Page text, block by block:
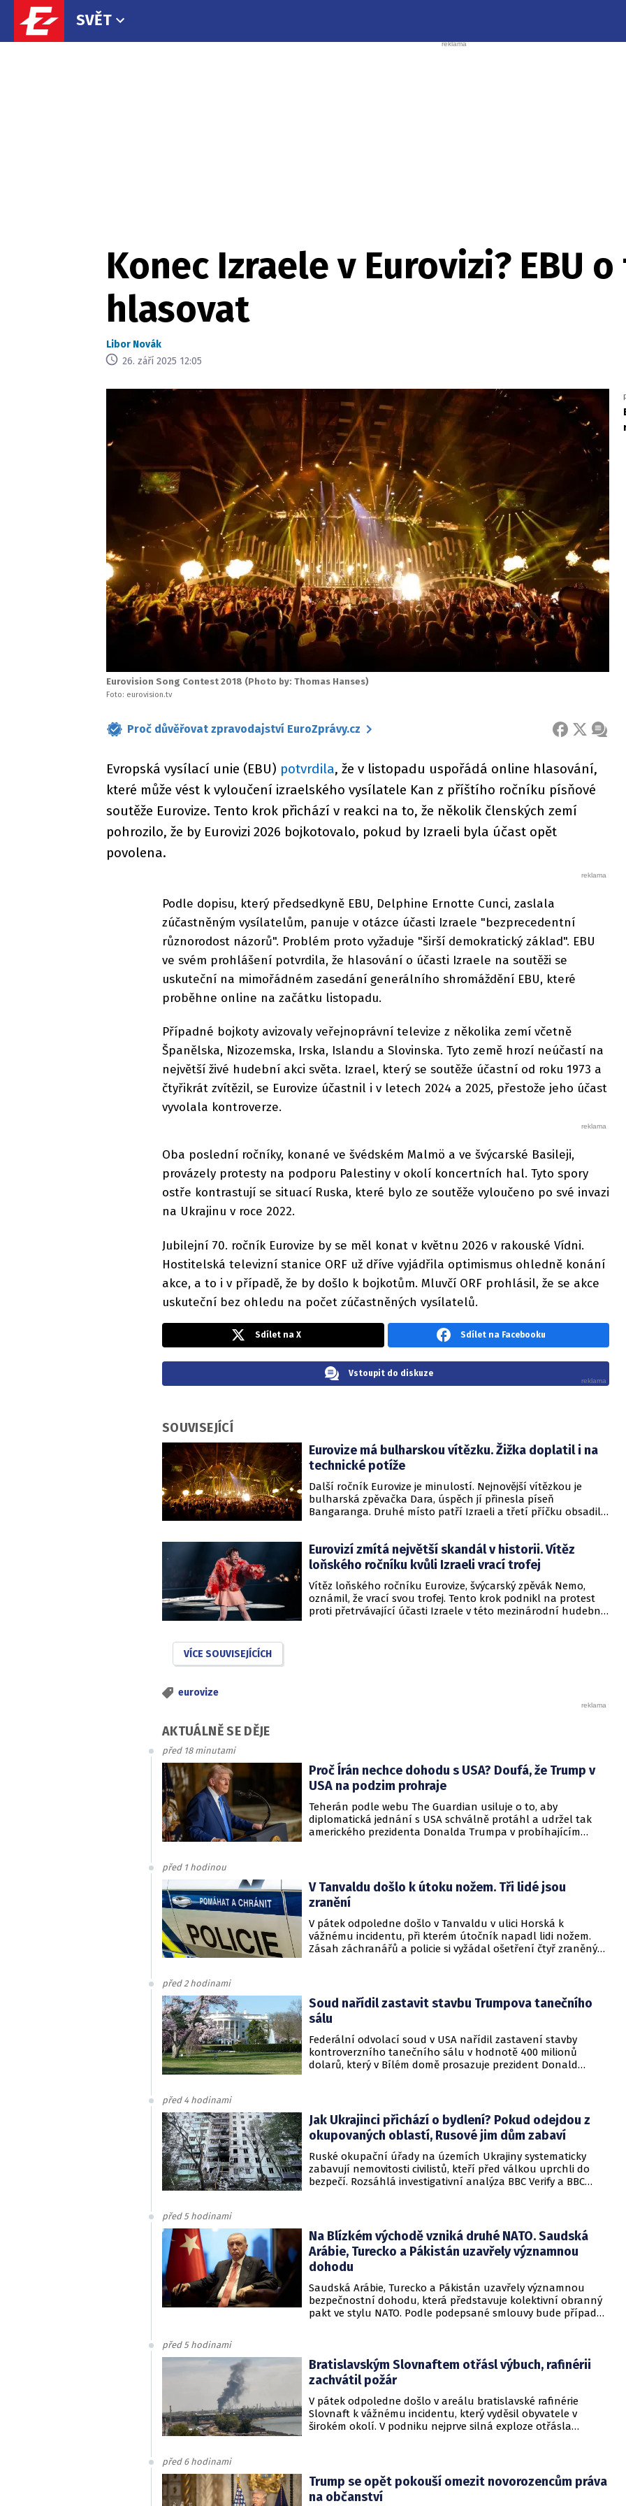
SVĚT
Konec Izraele v Eurovizi? EBU
hlasovat
Libor Novák
26. září 2025 12:05
Eurovision Song Contest 2018 (Photo by: Thomas Hanses)
Foto: eurovision.tv
Proč důvěřovat zpravodajství EuroZprávy.cz FACEBOOK
X
Evropská vysílací unie (EBU) potvrdila, že v listopadu uspořádá online hlasování,
které může vést k vyloučení izraelského vysílatele Kan z příštího ročníku písňové
soutěže Eurovize. Tento krok přichází v reakci na to, že několik členských zemí
pohrozilo, že by Eurovizi 2026 bojkotovalo, pokud by Izraeli byla účast opět
povolena.
Podle dopisu, který předsedkyně EBU, Delphine Ernotte Cunci, zaslala
zúčastněným vysílatelům, panuje v otázce účasti Izraele "bezprecedentní
různorodost názorů". Problém proto vyžaduje "širší demokratický základ". EBU
ve svém prohlášení potvrdila, že hlasování o účasti Izraele na soutěži se
uskuteční na mimořádném zasedání generálního shromáždění EBU, které
proběhne online na začátku listopadu.
Případné bojkoty avizovaly veřejnoprávní televize z několika zemí včetně
Španělska, Nizozemska, Irska, Islandu a Slovinska. Tyto země hrozí neúčastí na
největší živé hudební akci světa. Izrael, který se soutěže účastní od roku 1973 a
čtyřikrát zvítězil, se Eurovize účastnil i v letech 2024 a 2025, přestože jeho účast
vyvolala kontroverze.
Oba poslední ročníky, konané ve švédském Malmö a ve švýcarské Basileji,
provázely protesty na podporu Palestiny v okolí koncertních hal. Tyto spory
ostře kontrastují se situací Ruska, které bylo ze soutěže vyloučeno po své invazi
na Ukrajinu v roce 2022.
Jubilejní 70. ročník Eurovize by se měl konat v květnu 2026 v rakouské Vídni.
Hostitelská televizní stanice ORF už dříve vyjádřila optimismus ohledně konání
akce, a to i v případě, že by došlo k bojkotům. Mluvčí ORF prohlásil, že se akce
uskuteční bez ohledu na počet zúčastněných vysílatelů.
Sdílet na X Sdílet na Facebooku
Vstoupit do diskuze
SOUVISEJÍCÍ
Eurovize má bulharskou vítězku. Žižka doplatil i na
technické potíže
Další ročník Eurovize je minulostí. Nejnovější vítězkou je
bulharská zpěvačka Dara, úspěch jí přinesla píseň
Bangaranga. Druhé místo patří Izraeli a třetí příčku obsadil
skončil šestnáctý.
Eurovizí zmítá největší skandál v historii. Vítěz
loňského ročníku kvůli Izraeli vrací trofej
Vítěz loňského ročníku Eurovize, švýcarský zpěvák Nemo,
oznámil, že vrací svou trofej. Tento krok podnikl na protest
proti přetrvávající účasti Izraele v této mezinárodní hudební
VÍCE SOUVISEJÍCÍCH
eurovize
AKTUÁLNĚ SE DĚJE
před 18 minutami
Proč Írán nechce dohodu s USA? Doufá, že Trump v
USA na podzim prohraje
Teherán podle webu The Guardian usiluje o to, aby
diplomatická jednání s USA schválně protáhl a udržel tak
amerického prezidenta Donalda Trumpa v probíhajícím
rukojmími za prezidenta Jimmyho Cartera.
před 1 hodinou
V Tanvaldu došlo k útoku nožem. Tři lidé jsou
zranění
V pátek odpoledne došlo v Tanvaldu v ulici Horská k
vážnému incidentu, při kterém útočník napadl lidi nožem.
Zásah záchranářů a policie si vyžádal ošetření čtyř zraněných
před 2 hodinami
Soud nařídil zastavit stavbu Trumpova tanečního
sálu
Federální odvolací soud v USA nařídil zastavení stavby
kontroverzního tanečního sálu v hodnotě 400 milionů
dolarů, který v Bílém domě prosazuje prezident Donald
před 4 hodinami
Jak Ukrajinci přichází o bydlení? Pokud odejdou z
okupovaných oblastí, Rusové jim dům zabaví
Ruské okupační úřady na územích Ukrajiny systematicky
zabavují nemovitosti civilistů, kteří před válkou uprchli do
bezpečí. Rozsáhlá investigativní analýza BBC Verify a BBC
před 5 hodinami
Na Blízkém východě vzniká druhé NATO. Saudská
Arábie, Turecko a Pákistán uzavřely významnou
dohodu
Saudská Arábie, Turecko a Pákistán uzavřely významnou
bezpečnostní dohodu, která představuje kolektivní obranný
pakt ve stylu NATO. Podle podepsané smlouvy bude případný
před 5 hodinami
Bratislavským Slovnaftem otřásl výbuch, rafinérii
zachvátil požár
V pátek odpoledne došlo v areálu bratislavské rafinérie
Slovnaft k vážnému incidentu, který vyděsil obyvatele v
širokém okolí. V podniku nejprve silná exploze otřásla
před 6 hodinami
Trump se opět pokouší omezit novorozencům práva
na občanství